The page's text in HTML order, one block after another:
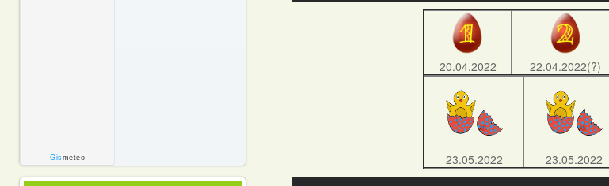
20.04.2022 22.04.2022(?)
23.05.2022 23.05.2022
Gismeteo